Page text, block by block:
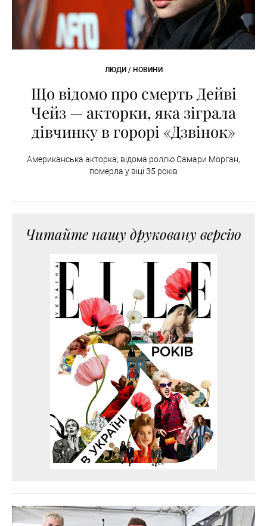
ЛЮДИ / НОВИНИ
Що відомо про смерть Дейві
Чейз — акторки, яка зіграла
дівчинку в горорі «Дзвінок»
Американська акторка, відома роллю Самари Морган,
померла у віці 35 років
Читайте нашу друковану версію